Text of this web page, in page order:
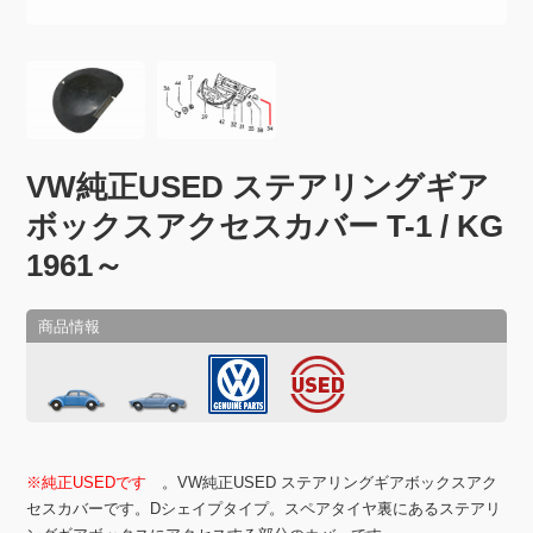
VW純正USED ステアリングギア
ボックスアクセスカバー T-1 / KG
1961～
※純正USEDです
。VW純正USED ステアリングギアボックスアク
セスカバーです。Dシェイプタイプ。スペアタイヤ裏にあるステアリ